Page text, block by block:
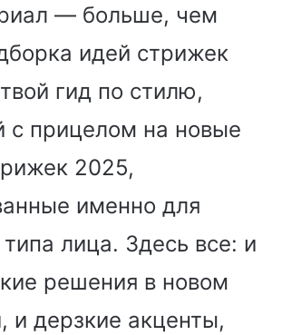
— больше, чем
идей стрижек
гид по стилю,
с прицелом на новые
2025,
именно для
типа лица. Здесь все: и
решения в новом
и дерзкие акценты,